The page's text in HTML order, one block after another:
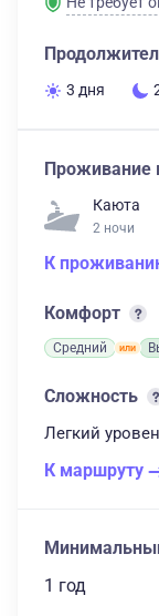
3 дня
Проживание
Каюта
2 ночи
К
Комфорт
Средний
Сложность
Легкий
К маршруту
1 год